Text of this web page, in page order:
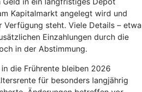
Kapitalmarkt angelegt wird und
Verfügung steht. Viele Details – etwa
Einzahlungen durch die
in der Abstimmung.
die Frührente bleiben 2026
für besonders langjährig